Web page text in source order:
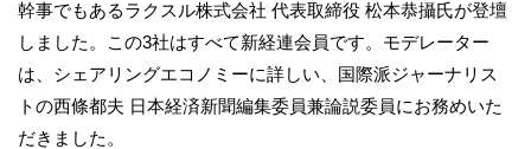
幹事でもあるラクスル株式会社 代表取締役 松本恭攝氏が登壇
しました。この3社はすべて新経連会員です。モデレーター
は、シェアリングエコノミーに詳しい、国際派ジャーナリス
トの西條都夫 日本経済新聞編集委員兼論説委員にお務めいた
だきました。